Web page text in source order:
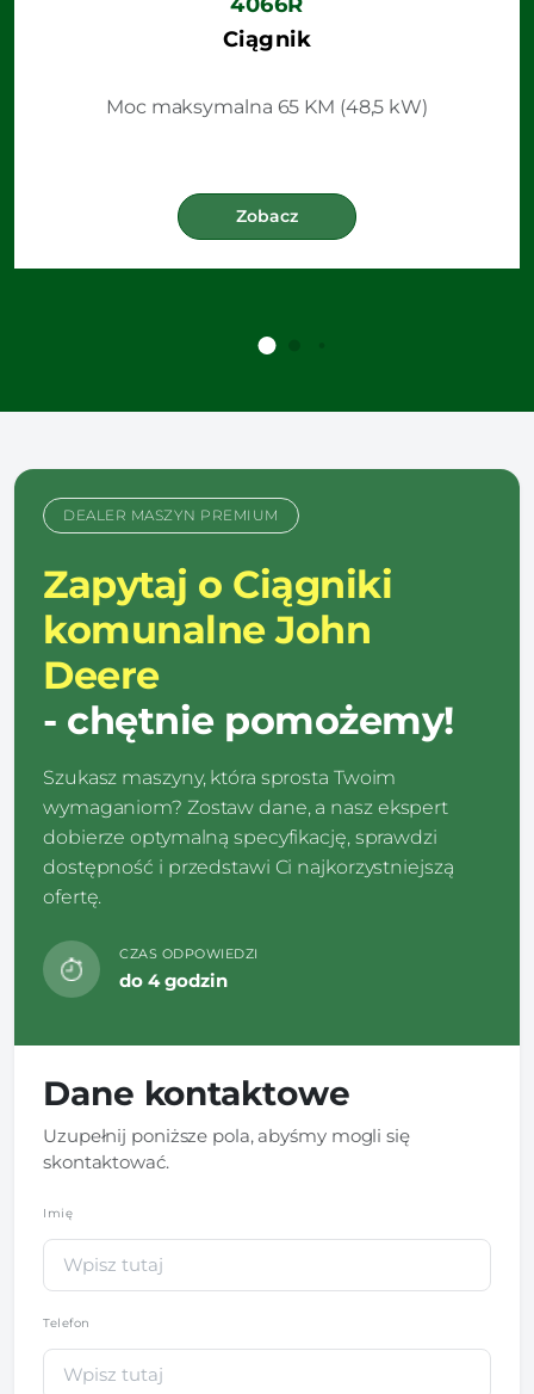
Ciągnik
Moc maksymalna 65 KM (48,5 kW)
Zobacz
DEALER MASZYN PREMIUM
Zapytaj o Ciągniki
komunalne John
Deere
- chętnie pomożemy!
Szukasz maszyny, która sprosta Twoim
wymaganiom? Zostaw dane, a nasz ekspert
dobierze optymalną specyfikację, sprawdzi
dostępność i przedstawi Ci najkorzystniejszą
ofertę.
CZAS ODPOWIEDZI
do 4 godzin
Dane kontaktowe
Uzupełnij poniższe pola, abyśmy mogli się
skontaktować.
Imię
Telefon